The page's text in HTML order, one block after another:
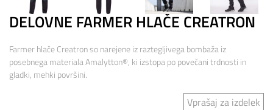
DELOVNE FARMER HLAČE CREATRON
Farmer hlače Creatron so narejene iz raztegljivega bombaža iz
posebnega materiala Amalytton®, ki izstopa po povečani trdnosti in
gladki, mehki površini.
Vprašaj za izdelek